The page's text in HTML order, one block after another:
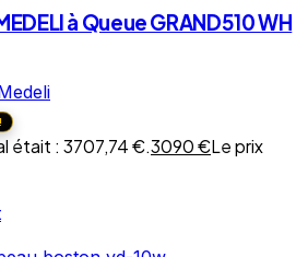
à Queue GRAND510 WH
était : 3707,74 €.3090€Le prix